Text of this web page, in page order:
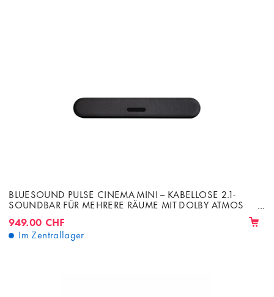
BLUESOUND PULSE CINEMA MINI – KABELLOSE 2.1-
SOUNDBAR FÜR MEHRERE RÄUME MIT DOLBY ATMOS
949.00 CHF
Im Zentrallager